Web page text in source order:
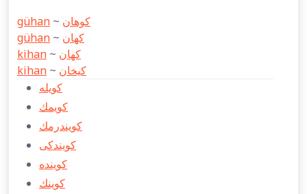
gühan ~ كوهان
gühan ~ كهان
kihan ~ كهان
kihan ~ كیخان
كويله
كويمك
كويندرمك
كويندكی
كوينده
كوينك